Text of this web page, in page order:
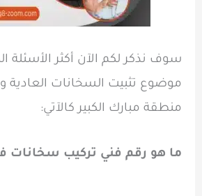
سوف نذكر لكم الآن أكثر الأسئلة
موضوع تثبيت السخانات العادية
منطقة مبارك الكبير كالآتي:
ما هو رقم فني تركيب سخانات